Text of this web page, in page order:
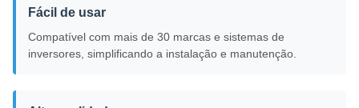
Fácil de usar
Compatível com mais de 30 marcas e sistemas de
inversores, simplificando a instalação e manutenção.